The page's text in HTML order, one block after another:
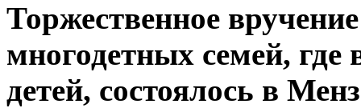
Торжественное
многодетных семей, где
детей, состоялось в